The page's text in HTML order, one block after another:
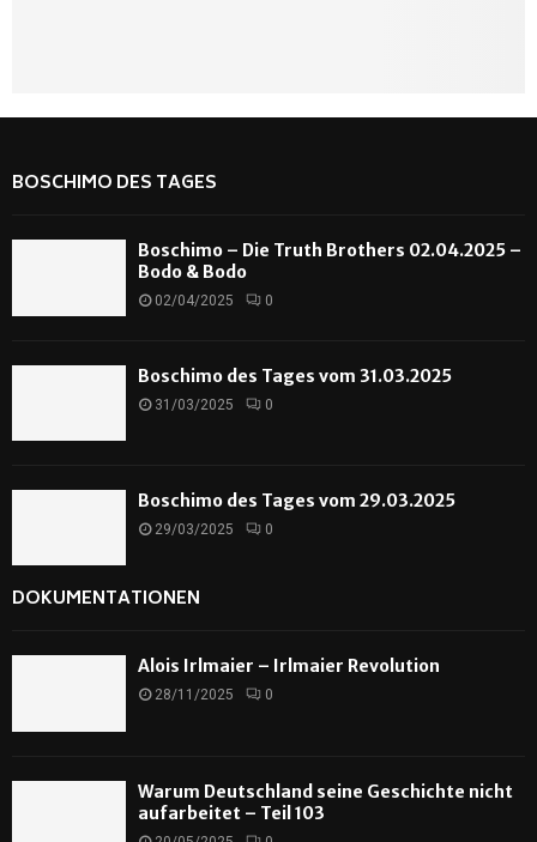
BOSCHIMO DES TAGES
Boschimo – Die Truth Brothers 02.04.2025 –
Bodo & Bodo
02/04/2025 0
Boschimo des Tages vom 31.03.2025
31/03/2025 0
Boschimo des Tages vom 29.03.2025
29/03/2025 0
DOKUMENTATIONEN
Alois Irlmaier – Irlmaier Revolution
28/11/2025 0
Warum Deutschland seine Geschichte nicht
aufarbeitet – Teil 103